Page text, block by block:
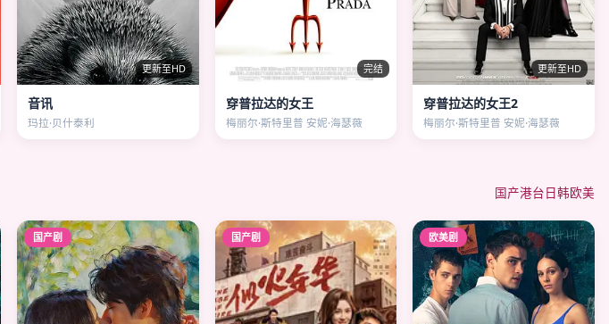
更新至HD
音讯
玛拉·贝什泰利
完结
穿普拉达的女王
梅丽尔·斯特里普 安妮·海瑟薇
更新至HD
穿普拉达的女王2
梅丽尔·斯特里普 安妮·海瑟薇
国产港台日韩欧美
国产剧 国产剧 欧美剧